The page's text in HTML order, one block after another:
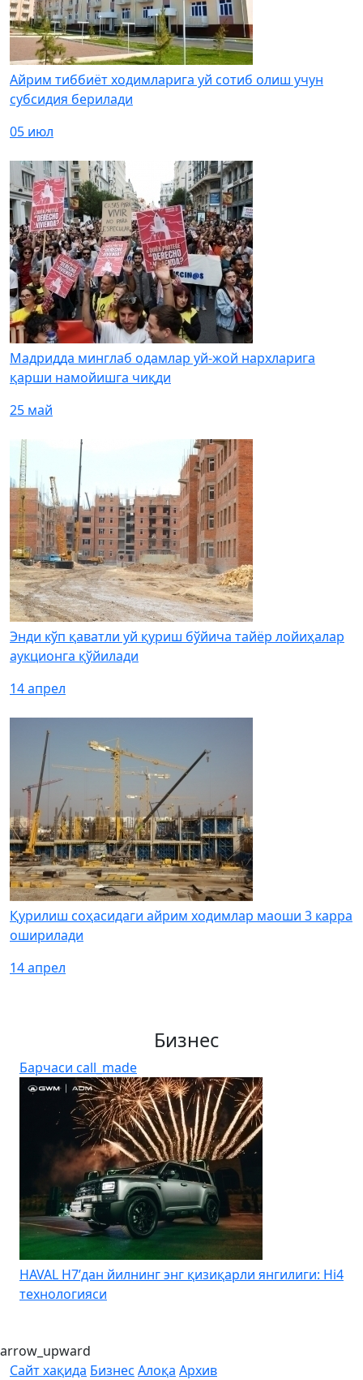
Айрим тиббиёт ходимларига уй сотиб олиш учун
субсидия берилади
05 июл
Мадридда минглаб одамлар уй-жой нархларига
қарши намойишга чиқди
25 май
Энди кўп қаватли уй қуриш бўйича тайёр лойиҳалар
аукционга қўйилади
14 апрел
Қурилиш соҳасидаги айрим ходимлар маоши 3 карра
оширилади
14 апрел
Бизнес
Барчаси call_made
HAVAL H7’дан йилнинг энг қизиқарли янгилиги: Hi4
технологияси
arrow_upward
Сайт хақида Бизнес Алоқа Архив